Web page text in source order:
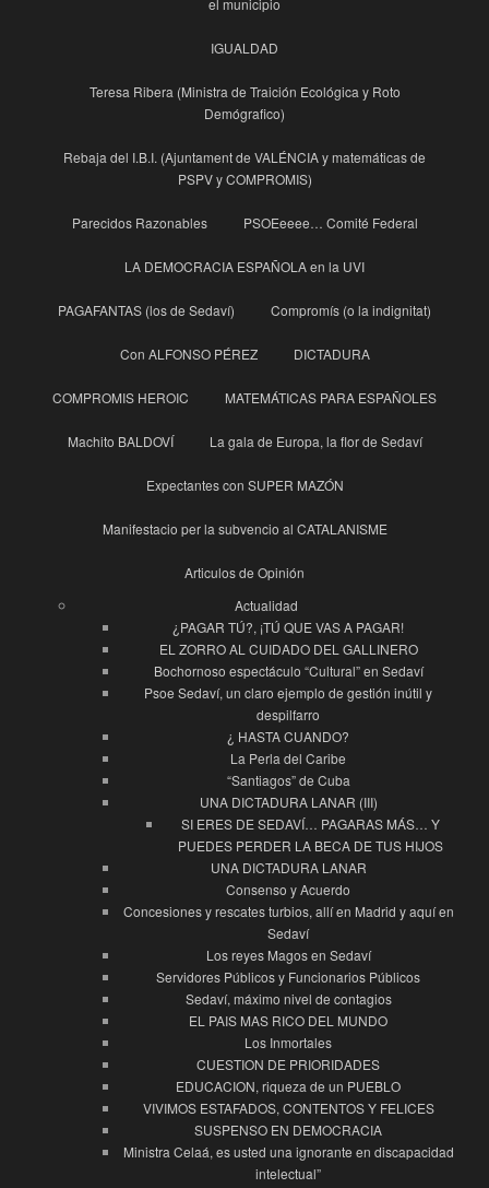
IGUALDAD
Teresa Ribera (Ministra de Traición Ecológica y Roto
Demógrafico)
Rebaja del I.B.I. (Ajuntament de VALÉNCIA y matemáticas de
PSPV y COMPROMIS)
Parecidos Razonables PSOEeeee… Comité Federal
LA DEMOCRACIA ESPAÑOLA en la UVI
PAGAFANTAS (los de Sedaví) Compromís (o la indignitat)
Con ALFONSO PÉREZ DICTADURA
COMPROMIS HEROIC MATEMÁTICAS PARA ESPAÑOLES
Machito BALDOVÍ La gala de Europa, la flor de Sedaví
Expectantes con SUPER MAZÓN
Manifestacio per la subvencio al CATALANISME
Articulos de Opinión
Actualidad
¿PAGAR TÚ?, ¡TÚ QUE VAS A PAGAR!
EL ZORRO AL CUIDADO DEL GALLINERO
Bochornoso espectáculo “Cultural” en Sedaví
Psoe Sedaví, un claro ejemplo de gestión inútil y
despilfarro
¿ HASTA CUANDO?
La Perla del Caribe
“Santiagos” de Cuba
UNA DICTADURA LANAR (III)
SI ERES DE SEDAVÍ… PAGARAS MÁS… Y
PUEDES PERDER LA BECA DE TUS HIJOS
UNA DICTADURA LANAR
Consenso y Acuerdo
Concesiones y rescates turbios, allí en Madrid y aquí en
Sedaví
Los reyes Magos en Sedaví
Servidores Públicos y Funcionarios Públicos
Sedaví, máximo nivel de contagios
EL PAIS MAS RICO DEL MUNDO
Los Inmortales
CUESTION DE PRIORIDADES
EDUCACION, riqueza de un PUEBLO
VIVIMOS ESTAFADOS, CONTENTOS Y FELICES
SUSPENSO EN DEMOCRACIA
Ministra Celaá, es usted una ignorante en discapacidad
intelectual”